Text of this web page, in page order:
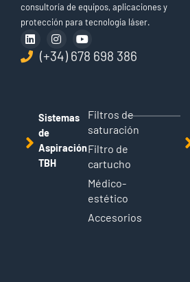
consultoría de equipos, aplicaciones y
protección para tecnología láser.
(+34) 678 698 386
Sistemas
de
Aspiración
TBH
Filtros de
saturación
Filtro de
cartucho
Médico-
estético
Accesorios